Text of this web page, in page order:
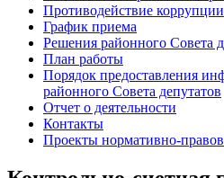
Противодействие коррупции
График приема
Решения районного Совета
План работы
Порядок предоставления
районного Совета депутатов
Отчет о деятельности
Контакты
Проекты нормативно-